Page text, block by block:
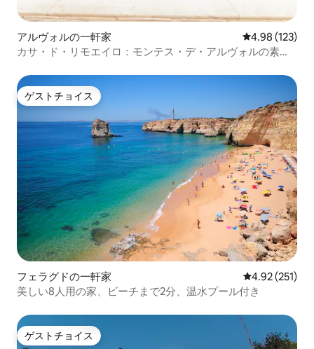
アルヴォルの一軒家 レビュー123
4.98 (123)
カサ・ド・リモエイロ：モンテス・デ・アルヴォルの素晴
ゲストチョイス
ゲストチョイス
フェラグドの一軒家 レビュー251
4.92 (251)
美しい8人用の家、ビーチまで2分、温水プール付き
ゲストチョイス
ゲストチョイス